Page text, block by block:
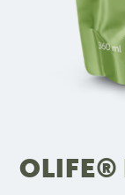
OLIFE®